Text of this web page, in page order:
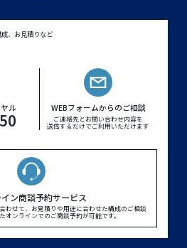
、お見積りなど
ル WEBフォームからのご相談
ご連絡先とお問い合わせ内容を
送信するだけでご利用いただけます
ン商談予約サービス
わせて、お見積りや用途に合わせた構成のご相談
オンラインでのご商談予約が可能です。